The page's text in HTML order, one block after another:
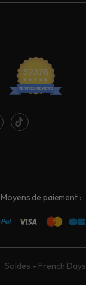
Moyens de paiement :
Soldes - French Days